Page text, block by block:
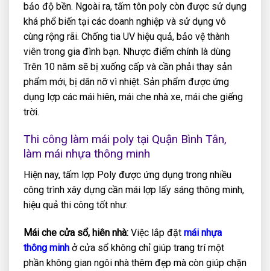
bảo độ bền. Ngoài ra, tấm tôn poly còn được sử dụng
khá phổ biến tại các doanh nghiệp và sử dụng vô
cùng rộng rãi. Chống tia UV hiệu quả, bảo vệ thành
viên trong gia đình bạn. Nhược điểm chính là dùng
Trên 10 năm sẽ bị xuống cấp và cần phải thay sản
phẩm mới, bị dãn nỡ vì nhiệt. Sản phẩm được ứng
dụng lợp các mái hiên, mái che nhà xe, mái che giếng
trời.
Thi công làm mái poly tại Quận Bình Tân,
làm mái nhựa thông minh
Hiện nay, tấm lợp Poly được ứng dụng trong nhiều
công trình xây dựng cần mái lợp lấy sáng thông minh,
hiệu quả thi công tốt như:
Mái che cửa sổ, hiên nhà: Việc lắp đặt mái nhựa
thông minh ở cửa sổ không chỉ giúp trang trí một
phần không gian ngôi nhà thêm đẹp mà còn giúp chặn